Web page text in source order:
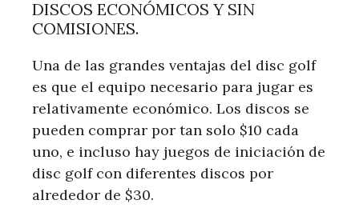
DISCOS ECONÓMICOS Y SIN
COMISIONES.
Una de las grandes ventajas del disc golf
es que el equipo necesario para jugar es
relativamente económico. Los discos se
pueden comprar por tan solo $10 cada
uno, e incluso hay juegos de iniciación de
disc golf con diferentes discos por
alrededor de $30.